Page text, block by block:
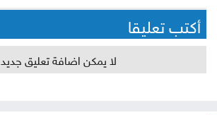
أكتب تعليقا
لا يمكن اضافة تعليق جديد